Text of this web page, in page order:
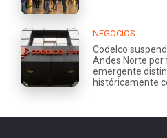
NEGOCIOS
Codelco
Andes Norte
emergente
históricamente